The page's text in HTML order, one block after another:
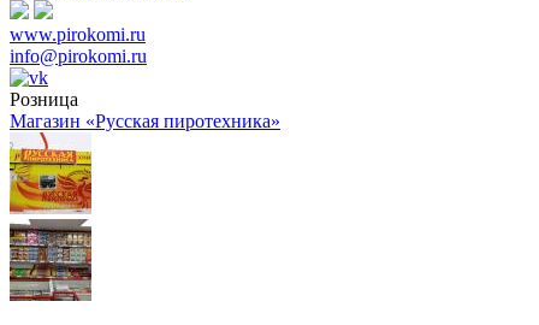
www.pirokomi.ru
info@pirokomi.ru
Розница
Магазин «Русская пиротехника»